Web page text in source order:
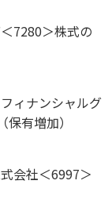
7280＞株式の
ィナンシャルグ
有増加）
会社＜6997＞